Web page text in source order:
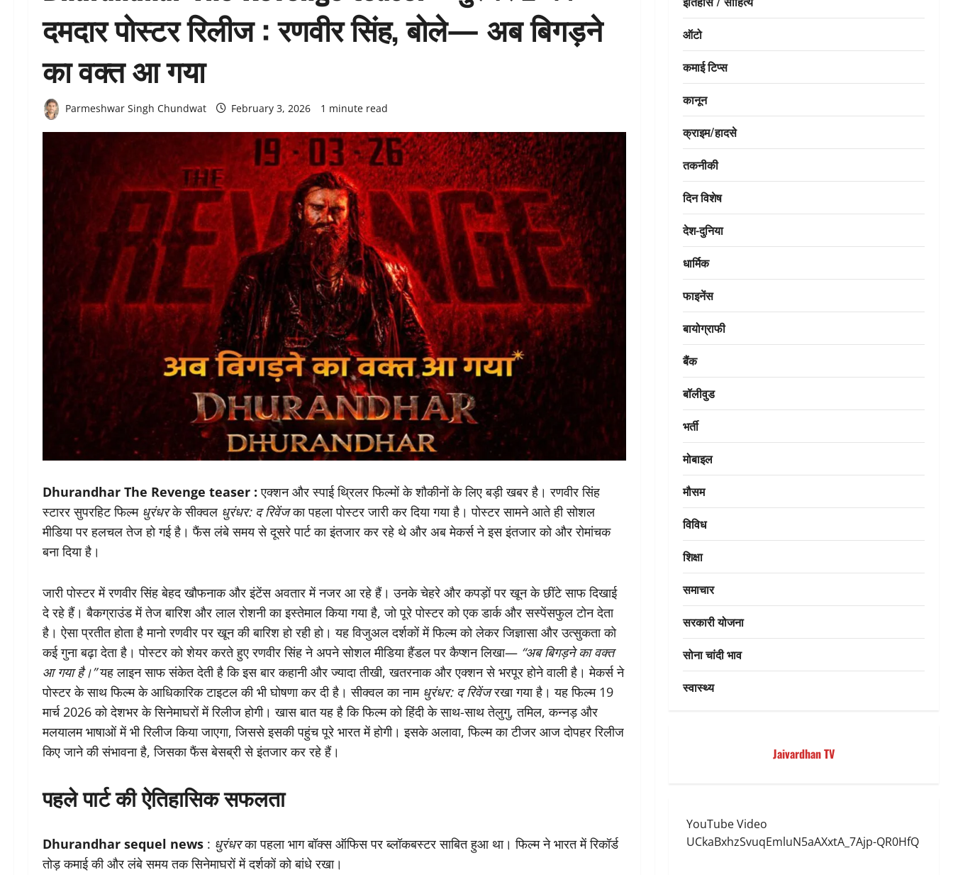
दमदार पोस्टर रिलीज : रणवीर सिंह, बोले— अब बिगड़ने
का वक्त आ गया
Parmeshwar Singh Chundwat February 3, 2026 1 minute read
Dhurandhar The Revenge teaser : एक्शन और स्पाई थ्रिलर फिल्मों के शौकीनों के लिए बड़ी खबर है। रणवीर सिंह
स्टारर सुपरहिट फिल्म धुरंधरके सीक्वल धुरंधर: द रिवेंजका पहला पोस्टर जारी कर दिया गया है। पोस्टर सामने आते ही सोशल
मीडिया पर हलचल तेज हो गई है। फैंस लंबे समय से दूसरे पार्ट का इंतजार कर रहे थे और अब मेकर्स ने इस इंतजार को और रोमांचक
बना दिया है।
जारी पोस्टर में रणवीर सिंह बेहद खौफनाक और इंटेंस अवतार में नजर आ रहे हैं। उनके चेहरे और कपड़ों पर खून के छींटे साफ दिखाई
दे रहे हैं। बैकग्राउंड में तेज बारिश और लाल रोशनी का इस्तेमाल किया गया है, जो पूरे पोस्टर को एक डार्क और सस्पेंसफुल टोन देता
है। ऐसा प्रतीत होता है मानो रणवीर पर खून की बारिश हो रही हो। यह विजुअल दर्शकों में फिल्म को लेकर जिज्ञासा और उत्सुकता को
कई गुना बढ़ा देता है। पोस्टर को शेयर करते हुए रणवीर सिंह ने अपने सोशल मीडिया हैंडल पर कैप्शन लिखा— “अब बिगड़ने का वक्त
आ गया है।”यह लाइन साफ संकेत देती है कि इस बार कहानी और ज्यादा तीखी, खतरनाक और एक्शन से भरपूर होने वाली है। मेकर्स ने
पोस्टर के साथ फिल्म के आधिकारिक टाइटल की भी घोषणा कर दी है। सीक्वल का नाम धुरंधर: द रिवेंजरखा गया है। यह फिल्म 19
मार्च 2026 को देशभर के सिनेमाघरों में रिलीज होगी। खास बात यह है कि फिल्म को हिंदी के साथ-साथ तेलुगु, तमिल, कन्नड़ और
मलयालम भाषाओं में भी रिलीज किया जाएगा, जिससे इसकी पहुंच पूरे भारत में होगी। इसके अलावा, फिल्म का टीजर आज दोपहर रिलीज
किए जाने की संभावना है, जिसका फैंस बेसब्री से इंतजार कर रहे हैं।
पहले पार्ट की ऐतिहासिक सफलता
Dhurandhar sequel news : धुरंधरका पहला भाग बॉक्स ऑफिस पर ब्लॉकबस्टर साबित हुआ था। फिल्म ने भारत में रिकॉर्ड
तोड़ कमाई की और लंबे समय तक सिनेमाघरों में दर्शकों को बांधे रखा।
ऑटो
कमाई टिप्स
कानून
क्राइम/हादसे
तकनीकी
दिन विशेष
देश-दुनिया
धार्मिक
फाइनेंस
बायोग्राफी
बैंक
बॉलीवुड
भर्ती
मोबाइल
मौसम
विविध
शिक्षा
समाचार
सरकारी योजना
सोना चांदी भाव
स्वास्थ्य
Jaivardhan TV
YouTube Video
UCkaBxhzSvuqEmluN5aAXxtA_7Ajp-QR0HfQ